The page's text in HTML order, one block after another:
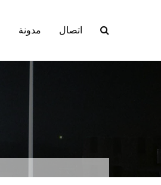
مدونة اتصال